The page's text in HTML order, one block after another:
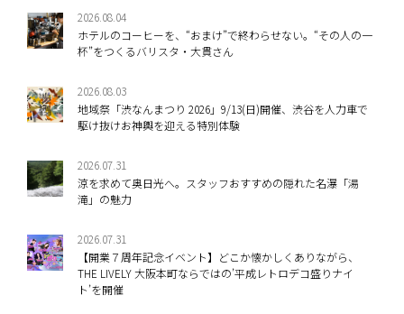
2026.08.04
ホテルのコーヒーを、“おまけ”で終わらせない。“その人の一
杯”をつくるバリスタ・大貫さん
2026.08.03
地域祭「渋なんまつり 2026」9/13(日)開催、渋谷を人力車で
駆け抜けお神輿を迎える特別体験
2026.07.31
涼を求めて奥日光へ。スタッフおすすめの隠れた名瀑「湯
滝」の魅力
2026.07.31
【開業７周年記念イベント】どこか懐かしくありながら、
THE LIVELY 大阪本町ならではの’平成レトロデコ盛りナイ
ト’を開催